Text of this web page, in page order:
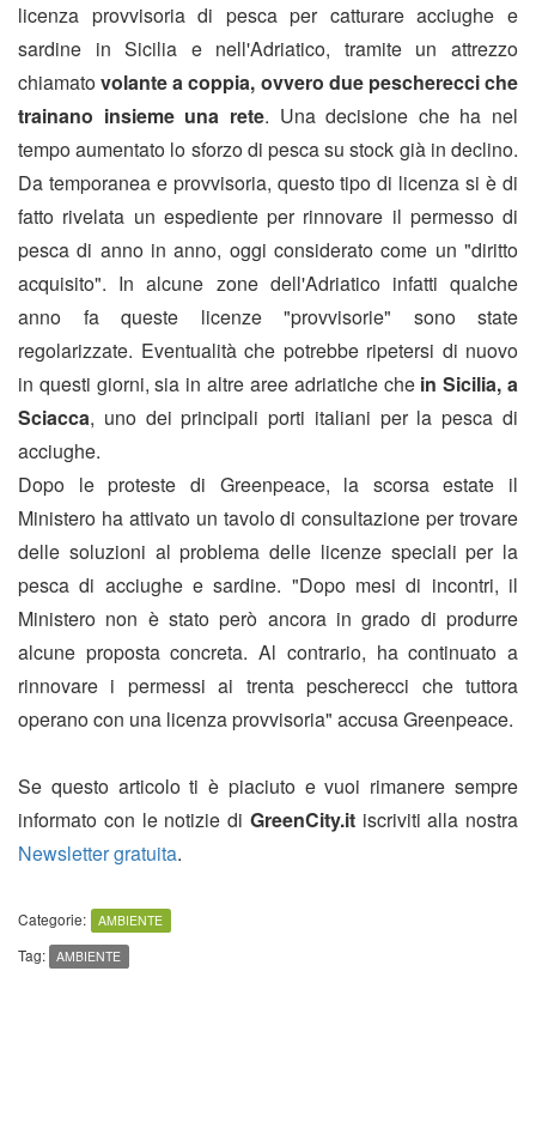
licenza provvisoria di pesca per catturare acciughe e
sardine in Sicilia e nell'Adriatico, tramite un attrezzo
chiamatovolante a coppia, ovvero due pescherecci che
trainano insieme una rete. Una decisione che ha nel
tempo aumentato lo sforzo di pesca su stock già in declino.
Da temporanea e provvisoria, questo tipo di licenza si è di
fatto rivelata un espediente per rinnovare il permesso di
pesca di anno in anno, oggi considerato come un "diritto
acquisito". In alcune zone dell'Adriatico infatti qualche
anno fa queste licenze "provvisorie" sono state
regolarizzate. Eventualità che potrebbe ripetersi di nuovo
in questi giorni, sia in altre aree adriatiche che in Sicilia, a
Sciacca, uno dei principali porti italiani per la pesca di
acciughe.
Dopo le proteste di Greenpeace, la scorsa estate il
Ministero ha attivato un tavolo di consultazione per trovare
delle soluzioni al problema delle licenze speciali per la
pesca di acciughe e sardine. "Dopo mesi di incontri, il
Ministero non è stato però ancora in grado di produrre
alcune proposta concreta. Al contrario, ha continuato a
rinnovare i permessi ai trenta pescherecci che tuttora
operano con una licenza provvisoria" accusa Greenpeace.
Se questo articolo ti è piaciuto e vuoi rimanere sempre
informato con le notizie di GreenCity.itiscriviti alla nostra
Newsletter gratuita.
Categorie: AMBIENTE
Tag: AMBIENTE